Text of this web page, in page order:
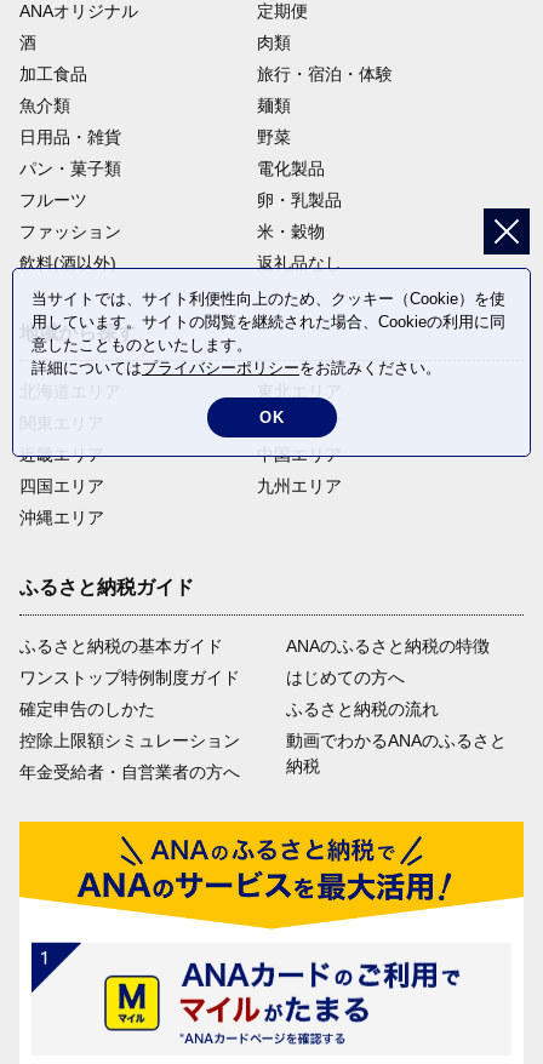
ANAオリジナル
定期便
酒
肉類
加工食品
旅行・宿泊・体験
魚介類
麺類
日用品・雑貨
野菜
パン・菓子類
電化製品
フルーツ
卵・乳製品
ファッション
米・穀物
飲料(酒以外)
返礼品なし
地域から探す
近畿エリア
四国エリア
沖縄エリア
中部エリア
中国エリア
九州エリア
ふるさと納税ガイド
ふるさと納税の基本ガイド
ワンストップ特例制度ガイド
確定申告のしかた
控除上限額シミュレーション
年金受給者・自営業者の方へ
ANAのふるさと納税の特徴
はじめての方へ
ふるさと納税の流れ
動画でわかるANAのふるさと
納税
当サイトでは、サイト利便性向上のため、クッキー（Cookie）を使
用しています。サイトの閲覧を継続された場合、Cookieの利用に同
意したことものといたします。
詳細についてはプライバシーポリシーをお読みください。
OK